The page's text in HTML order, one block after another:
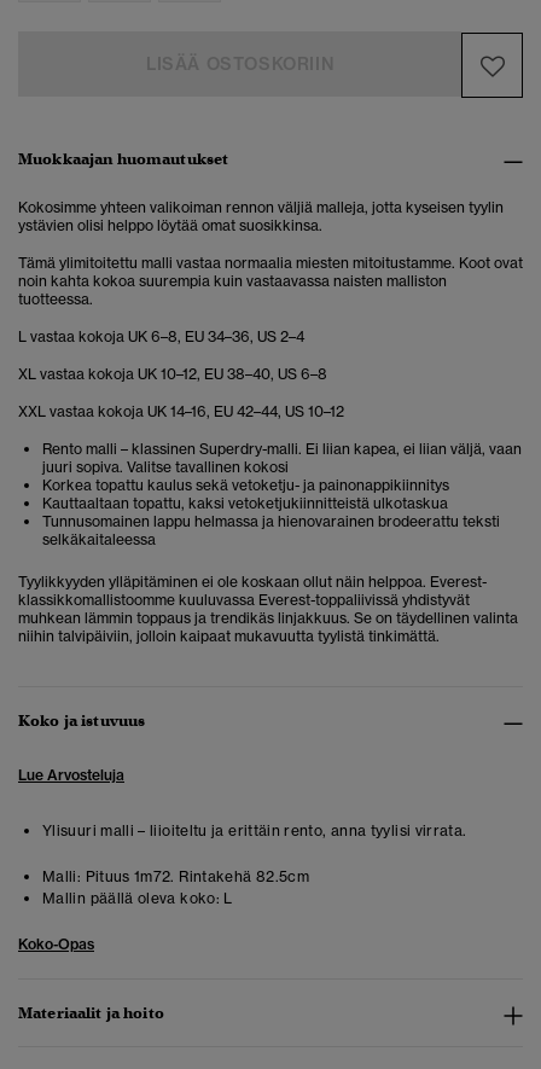
Muokkaajan huomautukset
Kokosimme yhteen valikoiman rennon väljiä malleja, jotta kyseisen tyylin
ystävien olisi helppo löytää omat suosikkinsa.
Tämä ylimitoitettu malli vastaa normaalia miesten mitoitustamme. Koot ovat
noin kahta kokoa suurempia kuin vastaavassa naisten malliston
tuotteessa.
L vastaa kokoja UK 6–8, EU 34–36, US 2–4
XL vastaa kokoja UK 10–12, EU 38–40, US 6–8
XXL vastaa kokoja UK 14–16, EU 42–44, US 10–12
Rento malli – klassinen Superdry-malli. Ei liian kapea, ei liian väljä, vaan
juuri sopiva. Valitse tavallinen kokosi
Korkea topattu kaulus sekä vetoketju- ja painonappikiinnitys
Kauttaaltaan topattu, kaksi vetoketjukiinnitteistä ulkotaskua
Tunnusomainen lappu helmassa ja hienovarainen brodeerattu teksti
selkäkaitaleessa
Tyylikkyyden ylläpitäminen ei ole koskaan ollut näin helppoa. Everest-
klassikkomallistoomme kuuluvassa Everest-toppaliivissä yhdistyvät
muhkean lämmin toppaus ja trendikäs linjakkuus. Se on täydellinen valinta
niihin talvipäiviin, jolloin kaipaat mukavuutta tyylistä tinkimättä.
Koko ja istuvuus
Lue Arvosteluja
Ylisuuri malli – liioiteltu ja erittäin rento, anna tyylisi virrata.
Malli: Pituus 1m72. Rintakehä 82.5cm
Mallin päällä oleva koko: L
Koko-Opas
Materiaalit ja hoito